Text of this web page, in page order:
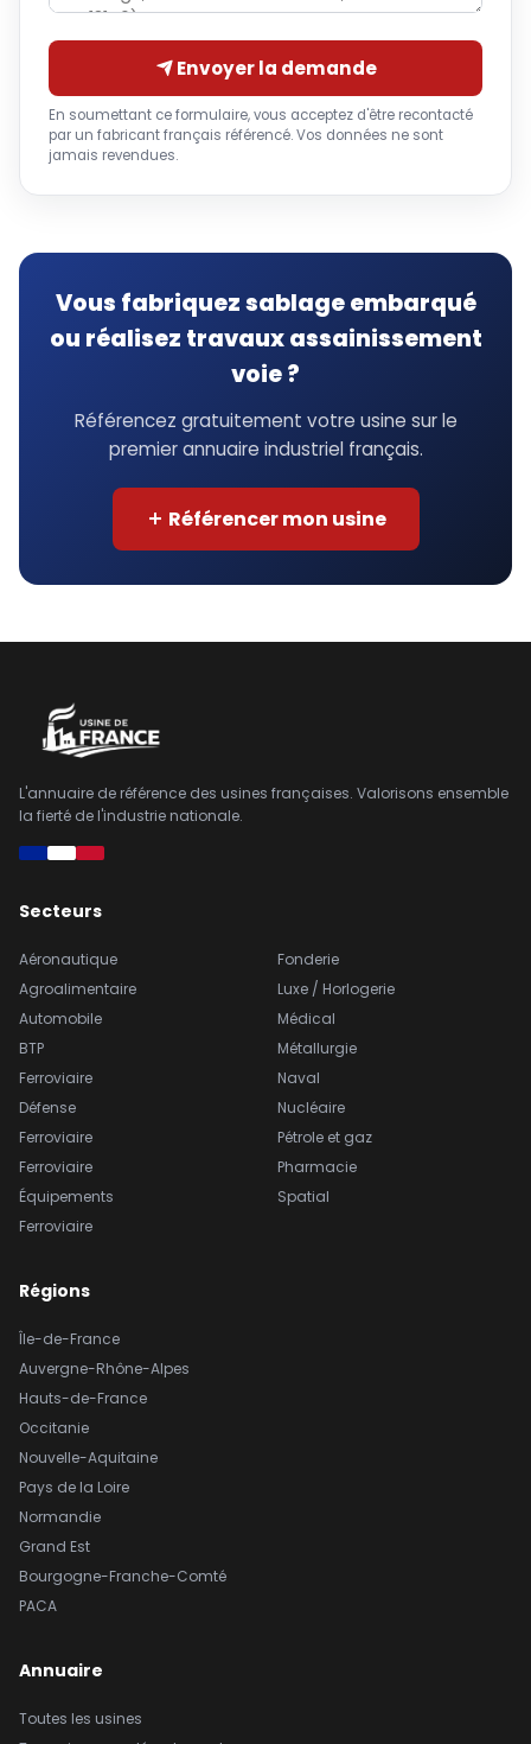
Envoyer la demande
En soumettant ce formulaire, vous acceptez d'être recontacté
par un fabricant français référencé. Vos données ne sont
jamais revendues.
Vous fabriquez sablage embarqué
ou réalisez travaux assainissement
voie ?
Référencez gratuitement votre usine sur le
premier annuaire industriel français.
Référencer mon usine
L'annuaire de référence des usines françaises. Valorisons ensemble
la fierté de l'industrie nationale.
Secteurs
Aéronautique
Agroalimentaire
Automobile
BTP
Ferroviaire
Défense
Ferroviaire
Ferroviaire
Équipements
Ferroviaire
Fonderie
Luxe / Horlogerie
Médical
Métallurgie
Naval
Nucléaire
Pétrole et gaz
Pharmacie
Spatial
Régions
Île-de-France
Auvergne-Rhône-Alpes
Hauts-de-France
Occitanie
Nouvelle-Aquitaine
Pays de la Loire
Normandie
Grand Est
Bourgogne-Franche-Comté
PACA
Annuaire
Toutes les usines